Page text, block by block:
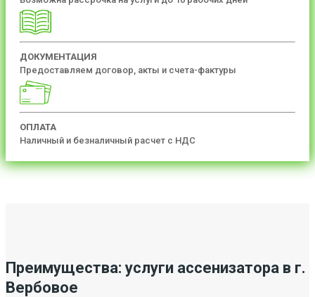
ДОКУМЕНТАЦИЯ
Предоставляем договор, акты и счета-фактуры
ОПЛАТА
Наличный и безналичный расчет с НДС
Преимущества: услуги ассенизатора в г.
Вербовое